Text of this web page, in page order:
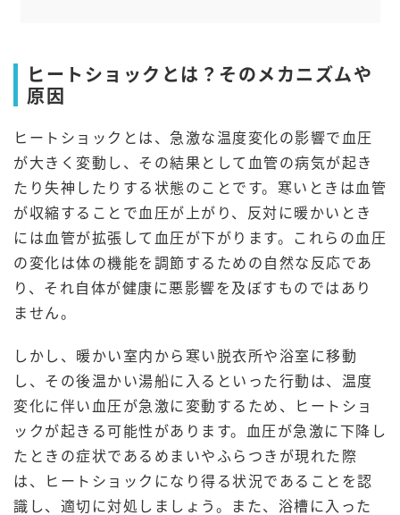
ヒートショックとは？そのメカニズムや
原因
ヒートショックとは、急激な温度変化の影響で血圧
が大きく変動し、その結果として血管の病気が起き
たり失神したりする状態のことです。寒いときは血管
が収縮することで血圧が上がり、反対に暖かいとき
には血管が拡張して血圧が下がります。これらの血圧
の変化は体の機能を調節するための自然な反応であ
り、それ自体が健康に悪影響を及ぼすものではあり
ません。
しかし、暖かい室内から寒い脱衣所や浴室に移動
し、その後温かい湯船に入るといった行動は、温度
変化に伴い血圧が急激に変動するため、ヒートショ
ックが起きる可能性があります。血圧が急激に下降し
たときの症状であるめまいやふらつきが現れた際
は、ヒートショックになり得る状況であることを認
識し、適切に対処しましょう。また、浴槽に入った